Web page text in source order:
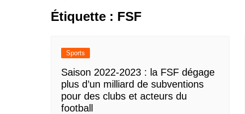
Étiquette : FSF
Sports
Saison 2022-2023 : la FSF dégage
plus d’un milliard de subventions
pour des clubs et acteurs du
football